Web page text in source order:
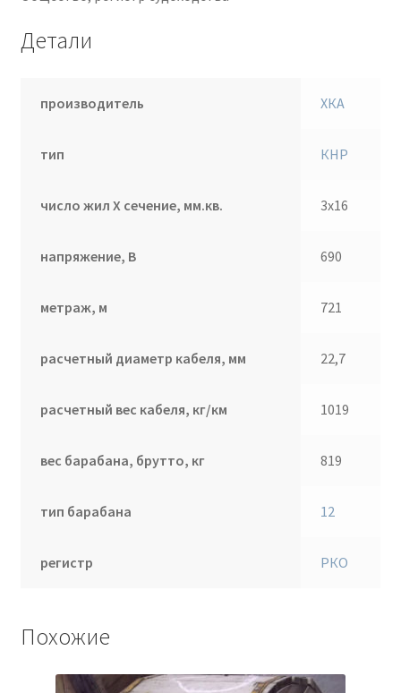
Детали
производитель ХКА
тип КНР
число жил Х сечение, мм.кв. 3х16
напряжение, В 690
метраж, м 721
расчетный диаметр кабеля, мм 22,7
расчетный вес кабеля, кг/км 1019
вес барабана, брутто, кг 819
тип барабана 12
регистр РКО
Похожие